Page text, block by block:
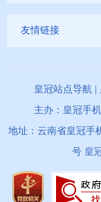
友情链接
皇冠站点导航
主办：皇冠手
地址：云南省皇冠手
号 皇